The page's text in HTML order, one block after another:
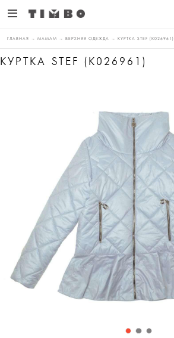
ГЛАВНАЯ → МАМАМ → ВЕРХНЯЯ ОДЕЖДА → КУРТКА STEF (K026961)
КУРТКА STEF (K026961)